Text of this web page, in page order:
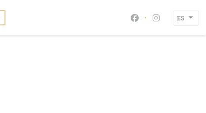
Facebook ((abre
Instagram
ES